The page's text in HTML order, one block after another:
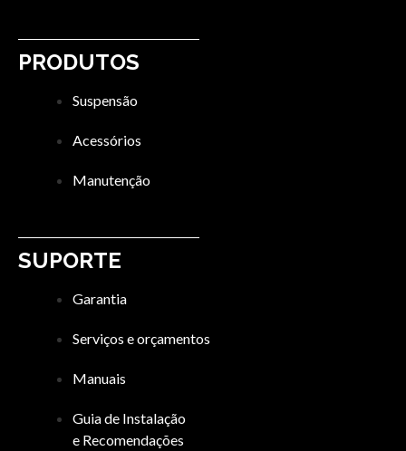
PRODUTOS
Suspensão
Acessórios
Manutenção
SUPORTE
Garantia
Serviços e orçamentos
Manuais
Guia de Instalação
e Recomendações